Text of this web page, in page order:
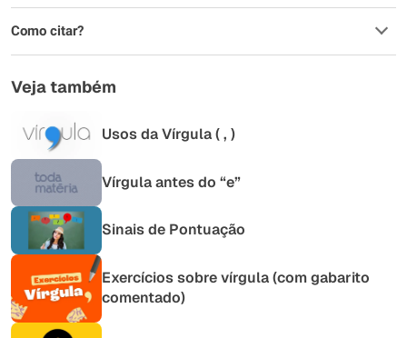
Como citar?
Veja também
Usos da Vírgula ( , )
Vírgula antes do “e”
Sinais de Pontuação
Exercícios sobre vírgula (com gabarito
comentado)